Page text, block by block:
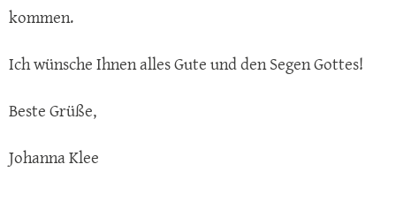
kommen.
Ich wünsche Ihnen alles Gute und den Segen Gottes!
Beste Grüße,
Johanna Klee